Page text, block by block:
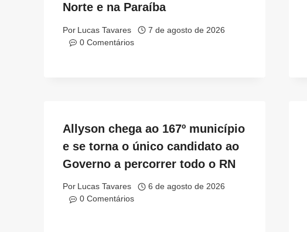
Norte e na Paraíba
Por Lucas Tavares
7 de agosto de 2026
0 Comentários
Allyson chega ao 167º município
e se torna o único candidato ao
Governo a percorrer todo o RN
Por Lucas Tavares
6 de agosto de 2026
0 Comentários